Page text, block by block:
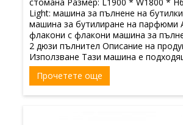
Light: машина за пълнене на
машина за бутилиране на парфюми
флакони с флакони машина за
2 дюзи пълнител Описание на
Използване Тази машина е
Прочетете още